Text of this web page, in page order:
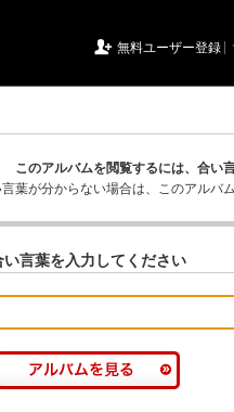
 無料ユーザー登録
このアルバムを閲覧するには、合い
葉が分からない場合は、このアルバ
い言葉を入力してください